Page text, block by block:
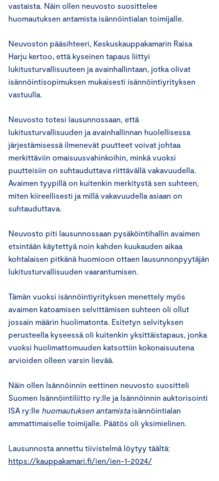
vastaista. Näin ollen neuvosto suosittelee
huomautuksen antamista isännöintialan toimijalle.
Neuvoston pääsihteeri, Keskuskauppakamarin Raisa
Harju kertoo, että kyseinen tapaus liittyi
lukitusturvallisuuteen ja avainhallintaan, jotka olivat
isännöintisopimuksen mukaisesti isännöintiyrityksen
vastuulla.
Neuvosto totesi lausunnossaan, että
lukitusturvallisuuden ja avainhallinnan huolellisessa
järjestämisessä ilmenevät puutteet voivat johtaa
merkittäviin omaisuusvahinkoihin, minkä vuoksi
puutteisiin on suhtauduttava riittävällä vakavuudella.
Avaimen tyypillä on kuitenkin merkitystä sen suhteen,
miten kiireellisesti ja millä vakavuudella asiaan on
suhtauduttava.
Neuvosto piti lausunnossaan pysäköintihallin avaimen
etsintään käytettyä noin kahden kuukauden aikaa
kohtalaisen pitkänä huomioon ottaen lausunnonpyytäjän
lukitusturvallisuuden vaarantumisen.
Tämän vuoksi isännöintiyrityksen menettely myös
avaimen katoamisen selvittämisen suhteen oli ollut
jossain määrin huolimatonta. Esitetyn selvityksen
perusteella kyseessä oli kuitenkin yksittäistapaus, jonka
vuoksi huolimattomuuden katsottiin kokonaisuutena
arvioiden olleen varsin lievää.
Näin ollen Isännöinnin eettinen neuvosto suositteli
Suomen Isännöintiliitto ry:lle ja Isännöinnin auktorisointi
ISA ry:lle huomautuksen antamistaisännöintialan
ammattimaiselle toimijalle. Päätös oli yksimielinen.
Lausunnosta annettu tiivistelmä löytyy täältä:
https://kauppakamari.fi/ien/ien-1-2024/